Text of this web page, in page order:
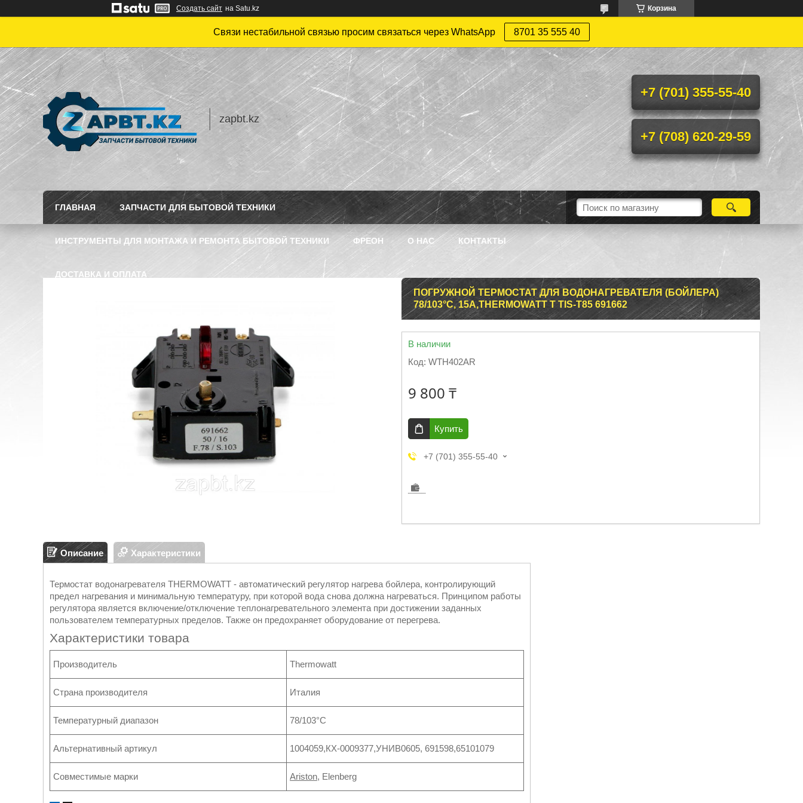
Создать сайт на Satu.kz Корзина
Связи нестабильной связью просим связаться через WhatsApp 8701 35 555 40
zapbt.kz
+7 (701) 355-55-40
+7 (708) 620-29-59
ГЛАВНАЯ ЗАПЧАСТИ ДЛЯ БЫТОВОЙ ТЕХНИКИ
ИНСТРУМЕНТЫ ДЛЯ МОНТАЖА И РЕМОНТА БЫТОВОЙ ТЕХНИКИ ФРЕОН О НАС КОНТАКТЫ
ДОСТАВКА И ОПЛАТА
ПОГРУЖНОЙ ТЕРМОСТАТ ДЛЯ ВОДОНАГРЕВАТЕЛЯ (БОЙЛЕРА)
78/103°С, 15A,THERMOWATT T TIS-T85 691662
В наличии
Код: WTH402AR
9 800 ₸
Купить
+7 (701) 355-55-40
Описание Характеристики
Термостат водонагревателя THERMOWATT - автоматический регулятор нагрева бойлера, контролирующий
предел нагревания и минимальную температуру, при которой вода снова должна нагреваться. Принципом работы
регулятора является включение/отключение теплонагревательного элемента при достижении заданных
пользователем температурных пределов. Также он предохраняет оборудование от перегрева.
Характеристики товара
Производитель Thermowatt
Страна производителя Италия
Температурный диапазон 78/103°С
Альтернативный артикул 1004059,КХ-0009377,УНИВ0605, 691598,65101079
Совместимые марки Ariston, Elenberg